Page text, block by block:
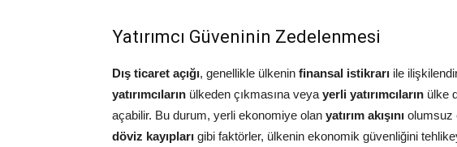
Yatırımcı Güveninin Zedelenmesi
Dış ticaret açığı, genellikle ülkenin finansal istikrarı ile
yatırımcıların ülkeden çıkmasına veya yerli yatırımcıların ülke
açabilir. Bu durum, yerli ekonomiye olan yatırım akışını olumsuz
döviz kayıpları gibi faktörler, ülkenin ekonomik güvenliğini